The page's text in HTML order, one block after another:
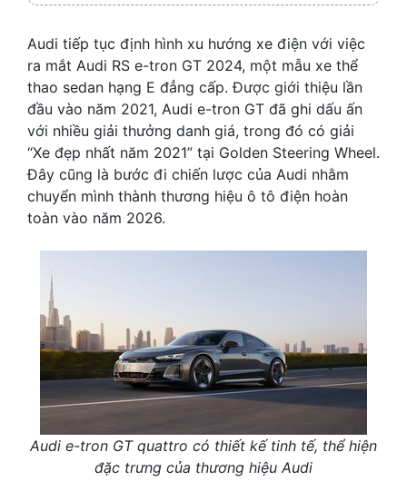
Audi tiếp tục định hình xu hướng xe điện với việc
ra mắt Audi RS e-tron GT 2024, một mẫu xe thể
thao sedan hạng E đẳng cấp. Được giới thiệu lần
đầu vào năm 2021, Audi e-tron GT đã ghi dấu ấn
với nhiều giải thưởng danh giá, trong đó có giải
“Xe đẹp nhất năm 2021” tại Golden Steering Wheel.
Đây cũng là bước đi chiến lược của Audi nhằm
chuyển mình thành thương hiệu ô tô điện hoàn
toàn vào năm 2026.
Audi e-tron GT quattro có thiết kế tinh tế, thể hiện
đặc trưng của thương hiệu Audi